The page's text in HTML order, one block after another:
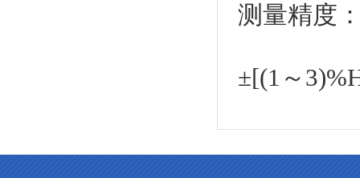
测量精度
±[(1～